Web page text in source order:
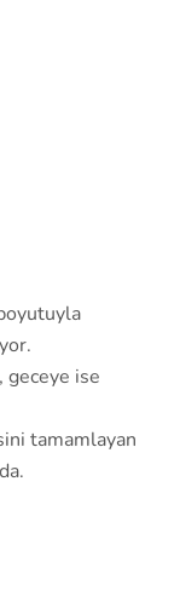
geceye ise
tamamlayan